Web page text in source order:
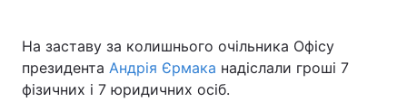
На заставу за колишнього очільника Офісу
президента Андрія Єрмака надіслали гроші 7
фізичних і 7 юридичних осіб.